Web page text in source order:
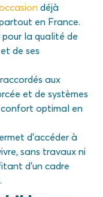
déjà
en France.
la qualité de
de ses
aux
et de systèmes
optimal en
d’accéder à
sans travaux ni
d’un cadre